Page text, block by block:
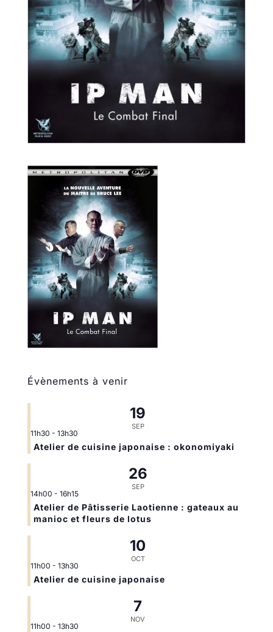
Évènements à venir
19
SEP
11h30 - 13h30
Atelier de cuisine japonaise : okonomiyaki
26
SEP
14h00 - 16h15
Atelier de Pâtisserie Laotienne : gateaux au
manioc et fleurs de lotus
10
OCT
11h00 - 13h30
Atelier de cuisine japonaise
7
NOV
11h00 - 13h30